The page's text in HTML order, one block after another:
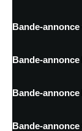
Bande-
Bande-annonce
Bande-annonce
Bande-annonce